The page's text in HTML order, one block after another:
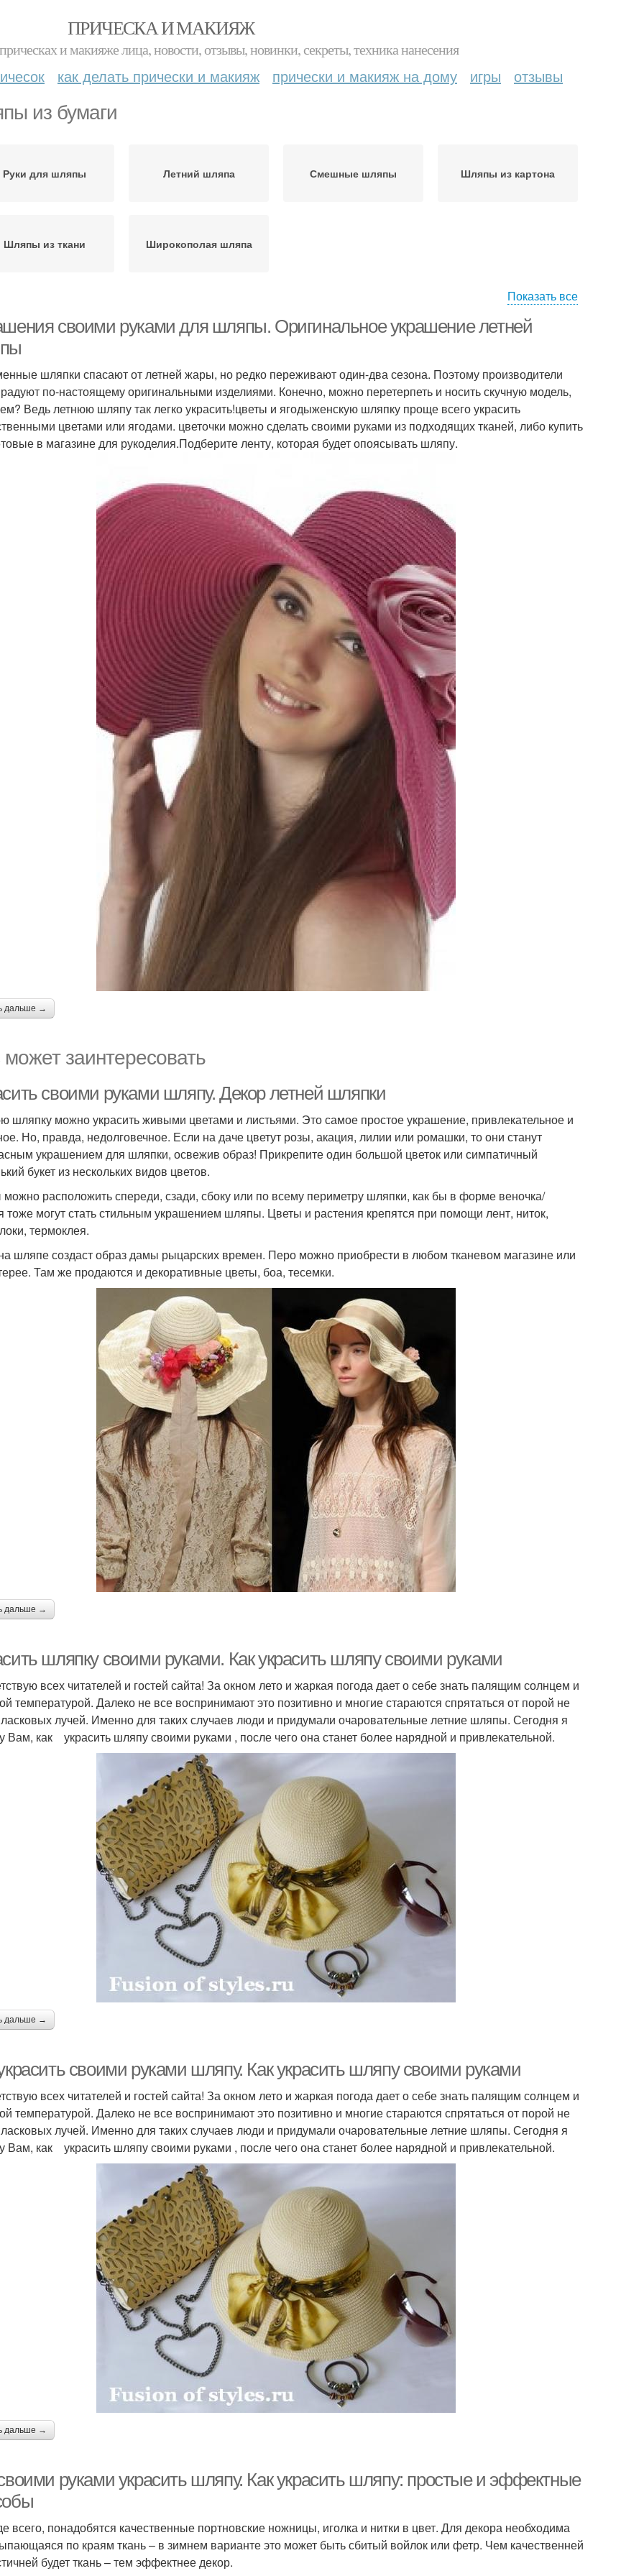
ПРИЧЕСКА И МАКИЯЖ
и макияже лица, новости, отзывы, новинки, секреты, техника нанесения
как делать прически и макияж прически и макияж на дому игры отзывы
из бумаги
Руки для шляпы Летний шляпа Смешные шляпы Шляпы из картона
Шляпы из ткани Широкополая шляпа
Показать все
своими руками для шляпы. Оригинальное украшение летней
шляпки спасают от летней жары, но редко переживают один-два сезона. Поэтому производители
по-настоящему оригинальными изделиями. Конечно, можно перетерпеть и носить скучную модель,
Ведь летнюю шляпу так легко украсить!цветы и ягодыженскую шляпку проще всего украсить
цветами или ягодами. цветочки можно сделать своими руками из подходящих тканей, либо купить
в магазине для рукоделия.Подберите ленту, которая будет опоясывать шляпу.
дальше →
заинтересовать
своими руками шляпу. Декор летней шляпки
шляпку можно украсить живыми цветами и листьями. Это самое простое украшение, привлекательное и
Но, правда, недолговечное. Если на даче цветут розы, акация, лилии или ромашки, то они станут
украшением для шляпки, освежив образ! Прикрепите один большой цветок или симпатичный
букет из нескольких видов цветов.
расположить спереди, сзади, сбоку или по всему периметру шляпки, как бы в форме веночка/
тоже могут стать стильным украшением шляпы. Цветы и растения крепятся при помощи лент, ниток,
термоклея.
шляпе создаст образ дамы рыцарских времен. Перо можно приобрести в любом тканевом магазине или
Там же продаются и декоративные цветы, боа, тесемки.
дальше →
шляпку своими руками. Как украсить шляпу своими руками
всех читателей и гостей сайта! За окном лето и жаркая погода дает о себе знать палящим солнцем и
температурой. Далеко не все воспринимают это позитивно и многие стараются спрятаться от порой не
лучей. Именно для таких случаев люди и придумали очаровательные летние шляпы. Сегодня я
Вам, как украсить шляпу своими руками , после чего она станет более нарядной и привлекательной.
дальше →
своими руками шляпу. Как украсить шляпу своими руками
всех читателей и гостей сайта! За окном лето и жаркая погода дает о себе знать палящим солнцем и
температурой. Далеко не все воспринимают это позитивно и многие стараются спрятаться от порой не
лучей. Именно для таких случаев люди и придумали очаровательные летние шляпы. Сегодня я
Вам, как украсить шляпу своими руками , после чего она станет более нарядной и привлекательной.
дальше →
руками украсить шляпу. Как украсить шляпу: простые и эффектные
всего, понадобятся качественные портновские ножницы, иголка и нитки в цвет. Для декора необходима
по краям ткань – в зимнем варианте это может быть сбитый войлок или фетр. Чем качественней
будет ткань – тем эффектнее декор.